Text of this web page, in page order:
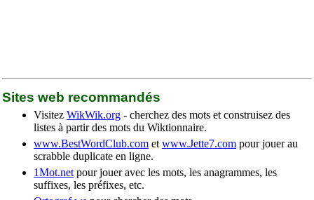
Sites web recommandés
Visitez WikWik.org - cherchez des mots et construisez des
listes à partir des mots du Wiktionnaire.
www.BestWordClub.com et www.Jette7.com pour jouer au
scrabble duplicate en ligne.
1Mot.net pour jouer avec les mots, les anagrammes, les
suffixes, les préfixes, etc.